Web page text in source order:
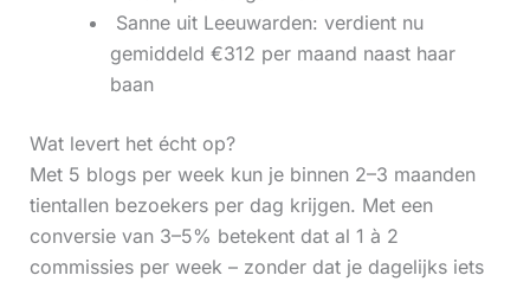
‍ Sanne uit Leeuwarden: verdient nu
gemiddeld €312 per maand naast haar
baan
Wat levert het écht op?
Met 5 blogs per week kun je binnen 2–3 maanden
tientallen bezoekers per dag krijgen. Met een
conversie van 3–5% betekent dat al 1 à 2
commissies per week – zonder dat je dagelijks iets